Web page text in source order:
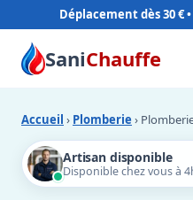
Déplacement dès 30 €
SaniChauffe
Accueil › Plomberie ›
Artisan disponible
Disponible chez vous à